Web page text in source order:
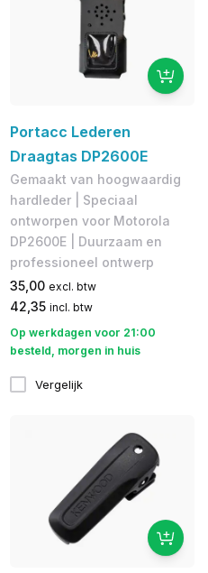
Portacc Lederen
Draagtas DP2600E
Gemaakt van hoogwaardig
hardleder | Speciaal
ontworpen voor Motorola
DP2600E | Duurzaam en
professioneel ontwerp
35,00 excl. btw
42,35 incl. btw
Op werkdagen voor 21:00
besteld, morgen in huis
Vergelijk